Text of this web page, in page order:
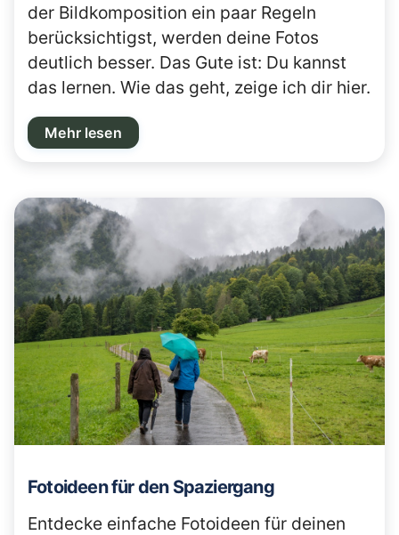
der Bildkomposition ein paar Regeln
berücksichtigst, werden deine Fotos
deutlich besser. Das Gute ist: Du kannst
das lernen. Wie das geht, zeige ich dir hier.
Mehr lesen
Fotoideen für den Spaziergang
Entdecke einfache Fotoideen für deinen